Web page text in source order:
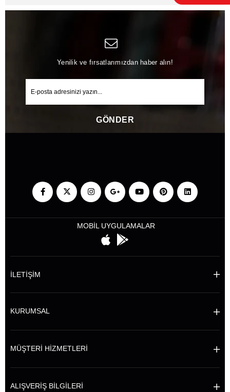
Yenilik ve fırsatlarımızdan haber alın!
GÖNDER
MOBİL UYGULAMALAR
İLETİŞİM
KURUMSAL
MÜŞTERİ HİZMETLERİ
ALIŞVERİŞ BİLGİLERİ